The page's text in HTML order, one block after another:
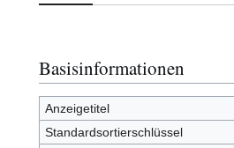
Basisinformationen
Anzeigetitel
Standardsortierschlüssel